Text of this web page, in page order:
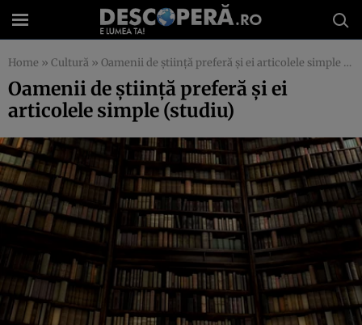
Home » Cultură » Oamenii de ştiinţă preferă şi ei articolele simple (studiu)
Oamenii de ştiinţă preferă şi ei
articolele simple (studiu)